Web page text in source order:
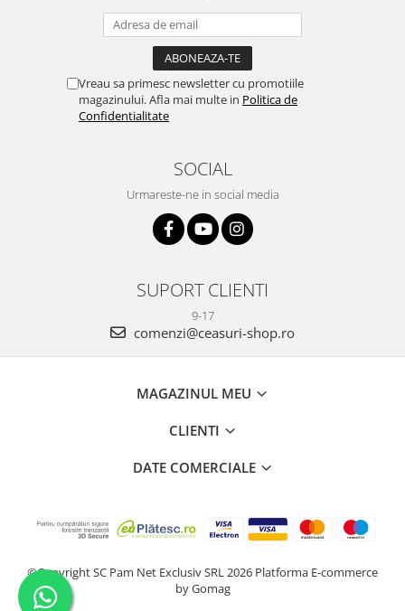
Vreau sa primesc newsletter cu promotiile
magazinului. Afla mai multe in Politica de
Confidentialitate
SOCIAL
Urmareste-ne in social media
SUPORT CLIENTI
9-17
comenzi@ceasuri-shop.ro
MAGAZINUL MEU
CLIENTI
DATE COMERCIALE
©Copyright SC Pam Net Exclusiv SRL 2026 Platforma E-commerce
by Gomag